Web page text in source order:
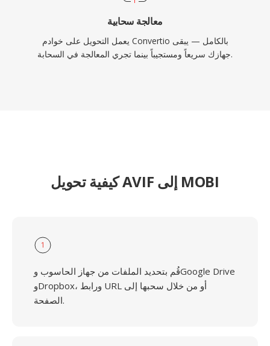
معالجة سحابية
يعمل التحويل على خوادم Convertio بالكامل — يبقى
جهازك سريعاً ومستجيباً بينما تجري المعالجة في السحابة.
كيفية تحويل AVIF إلى MOBI
1
قُم بتحديد الملفات من جهاز الحاسوب وGoogle Drive
وDropbox، ورابط URL أو من خلال سحبها إلى
الصفحة.